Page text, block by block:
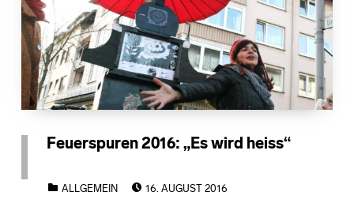
Feuerspuren 2016: „Es wird heiss“
ALLGEMEIN
16. AUGUST 2016